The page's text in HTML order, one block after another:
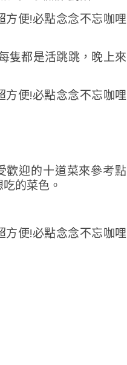
隻都是活跳跳，晚上來
歡迎的十道菜來參考點
的菜色。